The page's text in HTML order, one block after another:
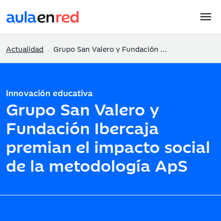
Actualidad Grupo San Valero y Fundación Ibercaja premian el impacto social de la metodología ApS
Innovación educativa
Grupo San Valero y
Fundación Ibercaja
premian el impacto social
de la metodología ApS